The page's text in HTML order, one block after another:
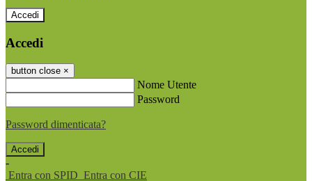
Accedi
Accedi
button close ×
Nome Utente
Password
Password dimenticata?
-
Entra con SPID Entra con CIE